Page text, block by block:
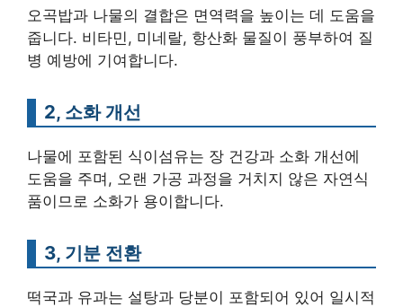
오곡밥과 나물의 결합은 면역력을 높이는 데 도움을
줍니다. 비타민, 미네랄, 항산화 물질이 풍부하여 질
병 예방에 기여합니다.
2, 소화 개선
나물에 포함된 식이섬유는 장 건강과 소화 개선에
도움을 주며, 오랜 가공 과정을 거치지 않은 자연식
품이므로 소화가 용이합니다.
3, 기분 전환
떡국과 유과는 설탕과 당분이 포함되어 있어 일시적